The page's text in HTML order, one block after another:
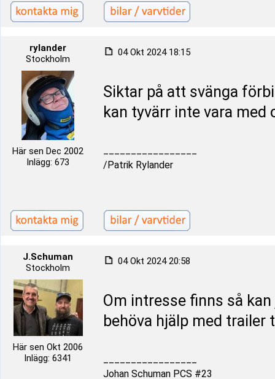
rylander
Stockholm
Här sen Dec 2002
Inlägg: 673
04 Okt 2024 18:15
Siktar på att svänga
kan tyvärr inte vara med
/Patrik Rylander
J.Schuman
Stockholm
Här sen Okt 2006
Inlägg: 6341
04 Okt 2024 20:58
Om intresse finns så
behöva hjälp med
Johan Schuman PCS #23